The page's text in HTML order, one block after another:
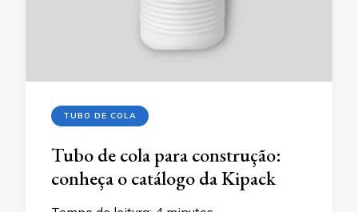
TUBO DE COLA
Tubo de cola para construção:
conheça o catálogo da Kipack